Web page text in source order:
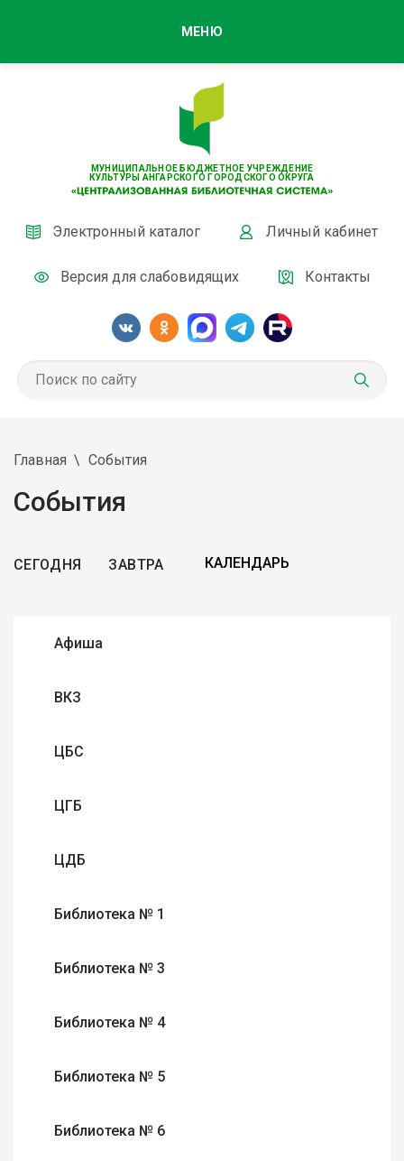
МУНИЦИПАЛЬНОЕ БЮДЖЕТНОЕ УЧРЕЖДЕНИЕ
КУЛЬТУРЫ АНГАРСКОГО ГОРОДСКОГО ОКРУГА
Электронный каталог Личный кабинет
Версия для слабовидящих Контакты
МЕНЮ
Главная События
События
СЕГОДНЯ ЗАВТРА
Афиша
ВКЗ
ЦБС
ЦГБ
ЦДБ
Библиотека № 1
Библиотека № 3
Библиотека № 4
Библиотека № 5
Библиотека № 6